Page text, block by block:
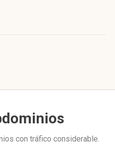
con tráfico considerable.